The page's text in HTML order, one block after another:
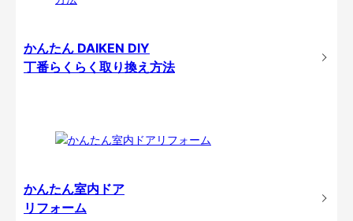
かんたん DAIKEN DIY
丁番らくらく取り換え方法
かんたん室内ドア
リフォーム